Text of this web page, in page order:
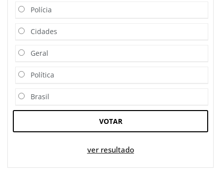
Polícia
Cidades
Geral
Política
Brasil
VOTAR
ver resultado